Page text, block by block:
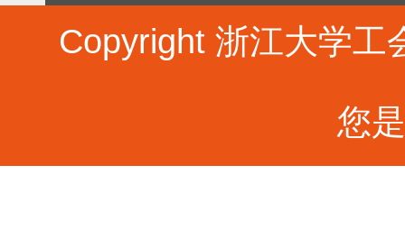
Copyright 浙江大学工
您